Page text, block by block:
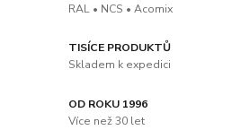
RAL • NCS • Acomix
TISÍCE PRODUKTŮ
Skladem k expedici
OD ROKU 1996
Více než 30 let